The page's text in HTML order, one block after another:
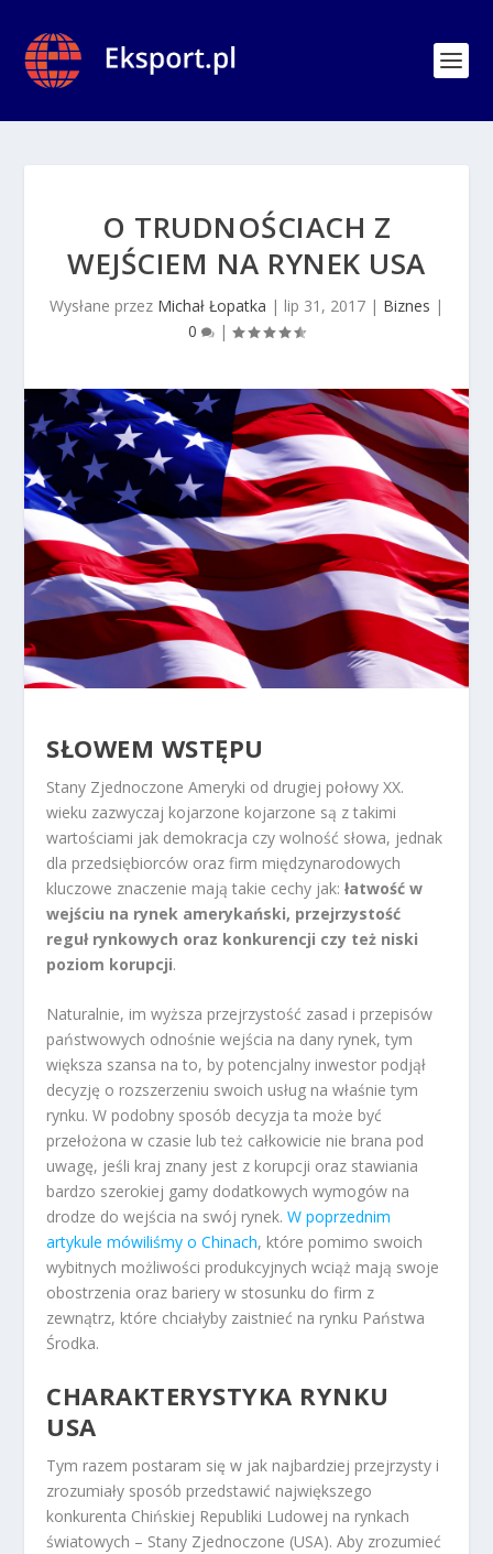
O TRUDNOŚCIACH Z
WEJŚCIEM NA RYNEK USA
Wysłane przez Michał Łopatka | lip 31, 2017 | Biznes |
0
|
SŁOWEM WSTĘPU
Stany Zjednoczone Ameryki od drugiej połowy XX.
wieku zazwyczaj kojarzone kojarzone są z takimi
wartościami jak demokracja czy wolność słowa, jednak
dla przedsiębiorców oraz firm międzynarodowych
kluczowe znaczenie mają takie cechy jak: łatwość w
wejściu na rynek amerykański, przejrzystość
reguł rynkowych oraz konkurencji czy też niski
poziom korupcji.
Naturalnie, im wyższa przejrzystość zasad i przepisów
państwowych odnośnie wejścia na dany rynek, tym
większa szansa na to, by potencjalny inwestor podjął
decyzję o rozszerzeniu swoich usług na właśnie tym
rynku. W podobny sposób decyzja ta może być
przełożona w czasie lub też całkowicie nie brana pod
uwagę, jeśli kraj znany jest z korupcji oraz stawiania
bardzo szerokiej gamy dodatkowych wymogów na
drodze do wejścia na swój rynek.W poprzednim
artykule mówiliśmy o Chinach, które pomimo swoich
wybitnych możliwości produkcyjnych wciąż mają swoje
obostrzenia oraz bariery w stosunku do firm z
zewnątrz, które chciałyby zaistnieć na rynku Państwa
Środka.
CHARAKTERYSTYKA RYNKU
USA
Tym razem postaram się w jak najbardziej przejrzysty i
zrozumiały sposób przedstawić największego
konkurenta Chińskiej Republiki Ludowej na rynkach
światowych – Stany Zjednoczone (USA). Aby zrozumieć